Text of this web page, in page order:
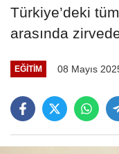
Türkiye’deki
arasında
EĞITIM 08 Mayıs